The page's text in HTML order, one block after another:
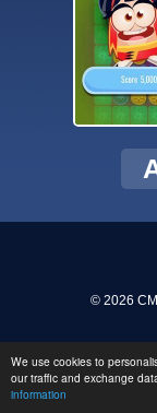
We use cookies to
our traffic and exchange
information
© 2026